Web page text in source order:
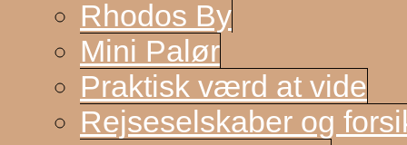
Rhodos By
Mini Palør
Praktisk værd at vide
Rejseselskaber og